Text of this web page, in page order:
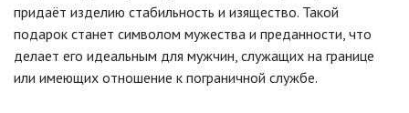
придаёт изделию стабильность и изящество. Такой
подарок станет символом мужества и преданности, что
делает его идеальным для мужчин, служащих на границе
или имеющих отношение к пограничной службе.